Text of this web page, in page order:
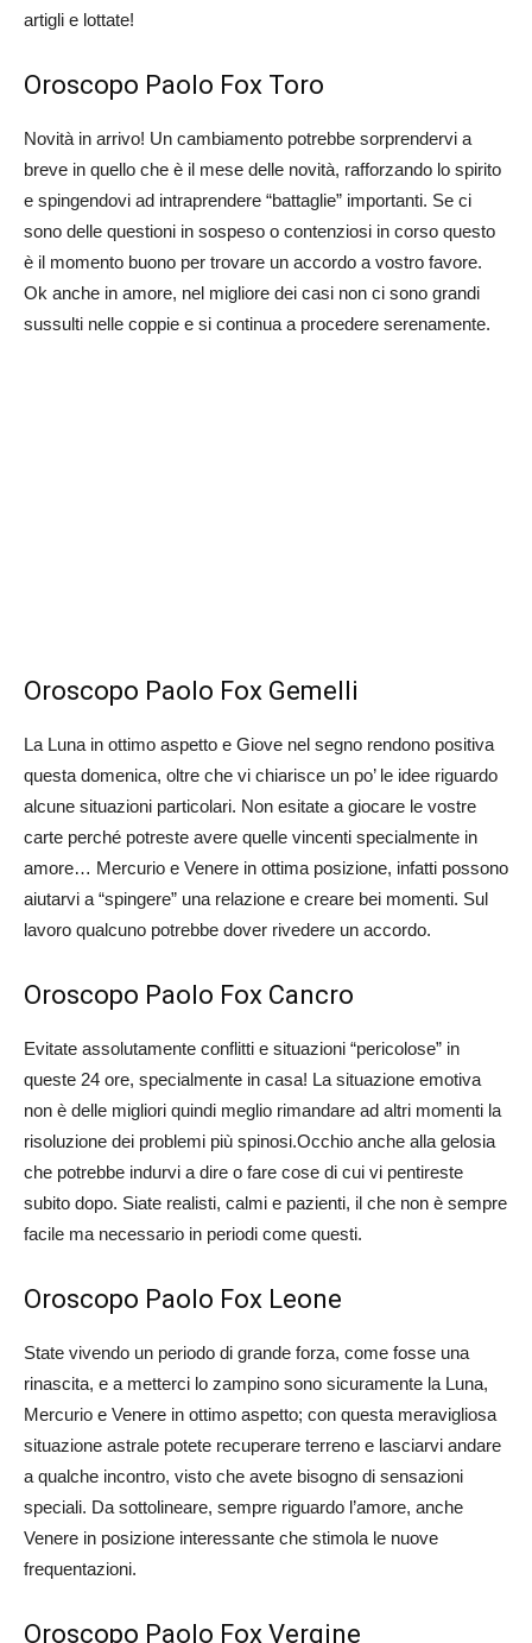
artigli e lottate!
Oroscopo Paolo Fox Toro
Novità in arrivo! Un cambiamento potrebbe sorprendervi a
breve in quello che è il mese delle novità, rafforzando lo spirito
e spingendovi ad intraprendere “battaglie” importanti. Se ci
sono delle questioni in sospeso o contenziosi in corso questo
è il momento buono per trovare un accordo a vostro favore.
Ok anche in amore, nel migliore dei casi non ci sono grandi
sussulti nelle coppie e si continua a procedere serenamente.
Oroscopo Paolo Fox Gemelli
La Luna in ottimo aspetto e Giove nel segno rendono positiva
questa domenica, oltre che vi chiarisce un po’ le idee riguardo
alcune situazioni particolari. Non esitate a giocare le vostre
carte perché potreste avere quelle vincenti specialmente in
amore… Mercurio e Venere in ottima posizione, infatti possono
aiutarvi a “spingere” una relazione e creare bei momenti. Sul
lavoro qualcuno potrebbe dover rivedere un accordo.
Oroscopo Paolo Fox Cancro
Evitate assolutamente conflitti e situazioni “pericolose” in
queste 24 ore, specialmente in casa! La situazione emotiva
non è delle migliori quindi meglio rimandare ad altri momenti la
risoluzione dei problemi più spinosi.Occhio anche alla gelosia
che potrebbe indurvi a dire o fare cose di cui vi pentireste
subito dopo. Siate realisti, calmi e pazienti, il che non è sempre
facile ma necessario in periodi come questi.
Oroscopo Paolo Fox Leone
State vivendo un periodo di grande forza, come fosse una
rinascita, e a metterci lo zampino sono sicuramente la Luna,
Mercurio e Venere in ottimo aspetto; con questa meravigliosa
situazione astrale potete recuperare terreno e lasciarvi andare
a qualche incontro, visto che avete bisogno di sensazioni
speciali. Da sottolineare, sempre riguardo l’amore, anche
Venere in posizione interessante che stimola le nuove
frequentazioni.
Oroscopo Paolo Fox Vergine